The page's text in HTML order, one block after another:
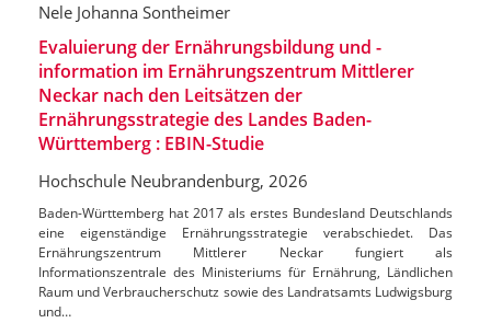
Nele Johanna Sontheimer
Evaluierung der Ernährungsbildung und -
information im Ernährungszentrum Mittlerer
Neckar nach den Leitsätzen der
Ernährungsstrategie des Landes Baden-
Württemberg : EBIN-Studie
Hochschule Neubrandenburg, 2026
Baden-Württemberg hat 2017 als erstes Bundesland Deutschlands
eine eigenständige Ernährungsstrategie verabschiedet. Das
Ernährungszentrum Mittlerer Neckar fungiert als
Informationszentrale des Ministeriums für Ernährung, Ländlichen
Raum und Verbraucherschutz sowie des Landratsamts Ludwigsburg
und…